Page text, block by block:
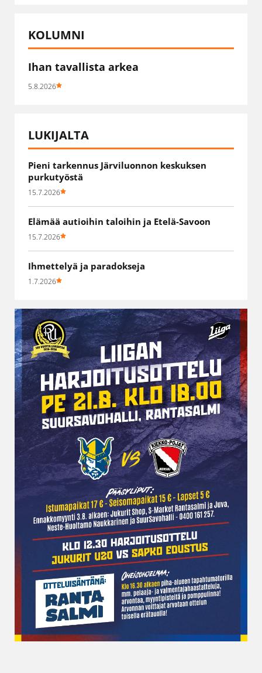
KOLUMNI
Ihan tavallista arkea
5.8.2026
LUKIJALTA
Pieni tarkennus Järviluonnon keskuksen
purkutyöstä
15.7.2026
Elämää autioihin taloihin ja Etelä-Savoon
15.7.2026
Ihmettelyä ja paradokseja
1.7.2026